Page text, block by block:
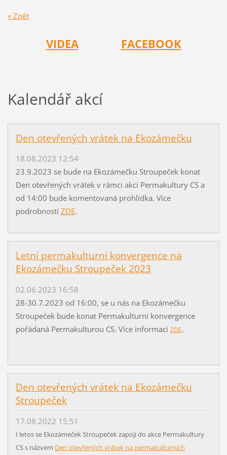
« Zpět
VIDEA FACEBOOK
Kalendář akcí
Den otevřených vrátek na Ekozámečku
18.08.2023 12:54
23.9.2023 se bude na Ekozámečku Stroupeček konat
Den otevřených vrátek v rámci akcí Permakultury CS a
od 14:00 bude komentovaná prohlídka. Více
podrobností ZDE.
Letní permakulturní konvergence na
Ekozámečku Stroupeček 2023
02.06.2023 16:58
28-30.7.2023 od 16:00, se u nás na Ekozámečku
Stroupeček bude konat Permakulturní konvergence
pořádaná Permakulturou CS. Více informací ZDE.
Den otevřených vrátek na Ekozámečku
Stroupeček
17.08.2022 15:51
I letos se Ekozámeček Stroupeček zapojí do akce Permakultury
CS s názvem Den otevřených vrátek na permakulturních